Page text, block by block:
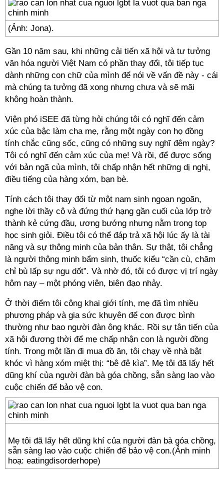
(Ảnh: Jona).
Gần 10 năm sau, khi những cải tiến xã hội và tư tưởng
văn hóa người Việt Nam có phần thay đổi, tôi tiếp tục
dành những con chữ của mình để nói về vấn đề này - cái
mà chúng ta tưởng đã xong nhưng chưa và sẽ mãi
không hoàn thành.
Viện phó iSEE đã từng hỏi chúng tôi có nghĩ đến cảm
xúc của bậc làm cha mẹ, rằng một ngày con họ đồng
tính chắc cũng sốc, cũng có những suy nghĩ đêm ngày?
Tôi có nghĩ đến cảm xúc của mẹ! Và rồi, để được sống
với bản ngã của mình, tôi chấp nhận hết những dị nghị,
điều tiếng của hàng xóm, bạn bè.
Tính cách tôi thay đổi từ một nam sinh ngoan ngoãn,
nghe lời thầy cô và đứng thứ hạng gần cuối của lớp trở
thành kẻ cứng đầu, ương bướng nhưng nằm trong top
học sinh giỏi. Điều tôi có thể đáp trả xã hội lúc ấy là tài
năng và sự thông minh của bản thân. Sự thật, tôi chẳng
là người thông minh bẩm sinh, thuốc kiểu “cần cù, chăm
chỉ bù lấp sự ngu dốt”. Và nhờ đó, tôi có được vị trí ngày
hôm nay – một phóng viên, biên đạo nhảy.
Ở thời điểm tôi công khai giới tính, mẹ đã tìm nhiều
phương pháp và gia sức khuyên để con được bình
thường như bao người đàn ông khác. Rồi sự tân tiến của
xã hội đương thời để mẹ chấp nhận con là người đồng
tính. Trong một lần đi mua đồ ăn, tôi chạy về nhà bật
khóc vì hàng xóm miệt thị: “bê đê kìa”. Mẹ tôi đã lấy hết
dũng khí của người đàn bà góa chồng, sẵn sàng lao vào
cuộc chiến để bảo vệ con.
Mẹ tôi đã lấy hết dũng khí của người đàn bà góa chồng,
sẵn sàng lao vào cuộc chiến để bảo vệ con.(Ảnh minh
hoạ: eatingdisorderhope)